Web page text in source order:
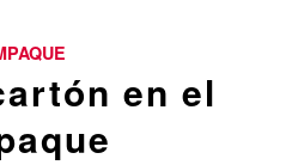
en el